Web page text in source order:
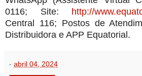
0116; Site: http://
Central 116; Postos de
Distribuidora e APP Equatorial.
- abril 04, 2024